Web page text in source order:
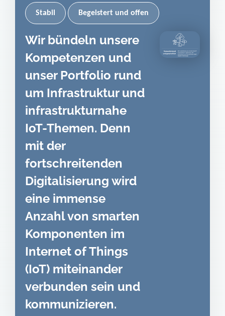
Stabil Begeistert und offen
Wir bündeln unsere
Kompetenzen und
unser Portfolio rund
um Infrastruktur und
infrastrukturnahe
IoT-Themen. Denn
mit der
fortschreitenden
Digitalisierung wird
eine immense
Anzahl von smarten
Komponenten im
Internet of Things
(IoT) miteinander
verbunden sein und
kommunizieren.